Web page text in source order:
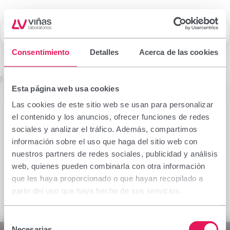
Consentimiento Detalles Acerca de las cookies
Esta página web usa cookies
Las cookies de este sitio web se usan para personalizar
el contenido y los anuncios, ofrecer funciones de redes
sociales y analizar el tráfico. Además, compartimos
información sobre el uso que haga del sitio web con
nuestros partners de redes sociales, publicidad y análisis
web, quienes pueden combinarla con otra información
que les haya proporcionado o que hayan recopilado a
partir del uso que haya hecho de sus servicios.
Laboratorios Viñas
No se encontró el producto solicitado.
Important notice
The information contained in this section is
intended only for the health professional authorised
to prescribe or dispense medicinal products for
which specialised training is required for proper
interpretation. If you do not belong to this group,
please refrain from continuing.
I declare I am a health professional with prescribing
or dispensing capacity in Spain.